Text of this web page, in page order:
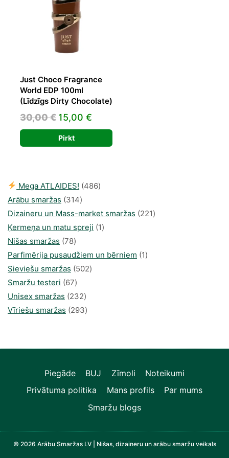
Just Choco Fragrance
World EDP 100ml
(Līdzīgs Dirty Chocolate)
30,00€ Original
price
was:
15,00 €
price
is:
Pirkt
Mega ATLAIDES! 486486
Arābu smaržas 314314
produkti
Dizaineru un Mass-market smaržas 221221
Ķermeņa un matu spreji 11
Nišas smaržas 7878
produkts
Parfimērija pusaudžiem un bērniem 11
Sieviešu smaržas 502502
Smaržu testeri 6767
produkts
Unisex smaržas 232232
produkts
Vīriešu smaržas 293293
Piegāde BUJ Zīmoli
Noteikumi
Privātuma politika
Mans profils
Par mums
Smaržu blogs
© 2026 Arābu Smaržas LV | Nišas, dizaineru un arābu smaržu veikals